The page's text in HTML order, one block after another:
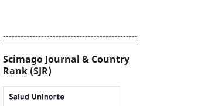
----------------------------------------------
Scimago Journal & Country
Rank (SJR)